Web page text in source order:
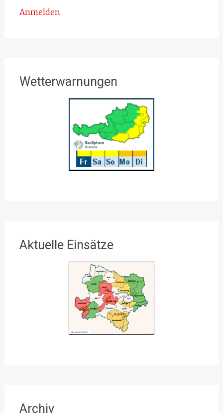
Anmelden
Wetterwarnungen
Aktuelle Einsätze
Archiv